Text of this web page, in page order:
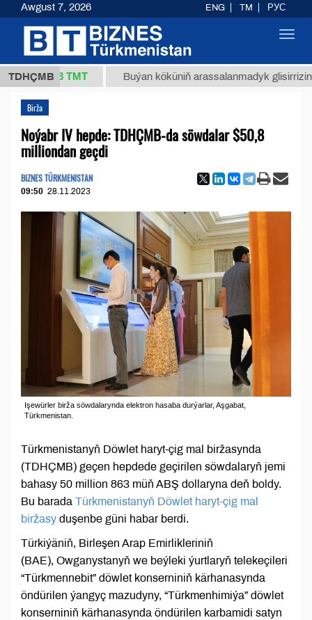
TDHÇMB
37,8 ТМТ Buýan köküniň arassalanmadyk glisirrizin
Birža
Noýabr IV hepde: TDHÇMB-da söwdalar $50,8
milliondan geçdi
BIZNES TÜRKMENISTAN
09:50 28.11.2023
Işewürler birža söwdalarynda elektron hasaba durýarlar, Aşgabat,
Türkmenistan.
Türkmenistanyň Döwlet haryt-çig mal biržasynda
(TDHÇMB) geçen hepdede geçirilen söwdalaryň jemi
bahasy 50 million 863 müň ABŞ dollaryna deň boldy.
Bu barada Türkmenistanyň Döwlet haryt-çig mal
biržasy duşenbe güni habar berdi.
Türkiýäniň, Birleşen Arap Emirlikleriniň
(BAE), Owganystanyň we beýleki ýurtlaryň telekeçileri
“Türkmennebit” döwlet konserniniň kärhanasynda
öndürilen ýangyç mazudyny, “Türkmenhimiýa” döwlet
konserniniň kärhanasynda öndürilen karbamidi satyn
Awgust 7, 2026 ENG TM РУС